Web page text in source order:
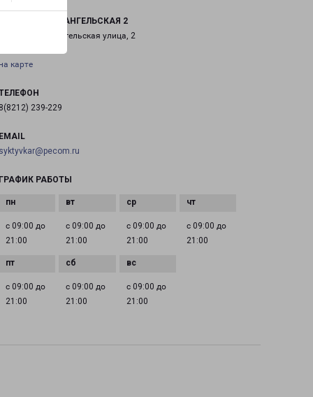
АРХАНГЕЛЬСКАЯ 2
Архангельская улица, 2
карте
239-229
РАБОТЫ
с 09:00 до
21:00
с 09:00 до
21:00
с 09:00 до
21:00
с 09:00 до
21:00
с 09:00 до
21:00
с 09:00 до
21:00
с 09:00 до
21:00